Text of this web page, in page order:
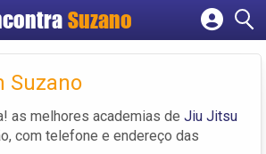
Suzano
Cadastrar empresa
Criar conta
Suzano
as melhores academias de Jiu Jitsu
com telefone e endereço das